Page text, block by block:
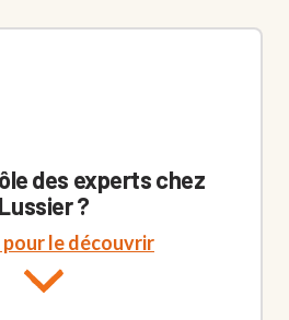
Est
à 16h30 (fermé de 12h à
des experts chez
Lussier ?
pour le découvrir